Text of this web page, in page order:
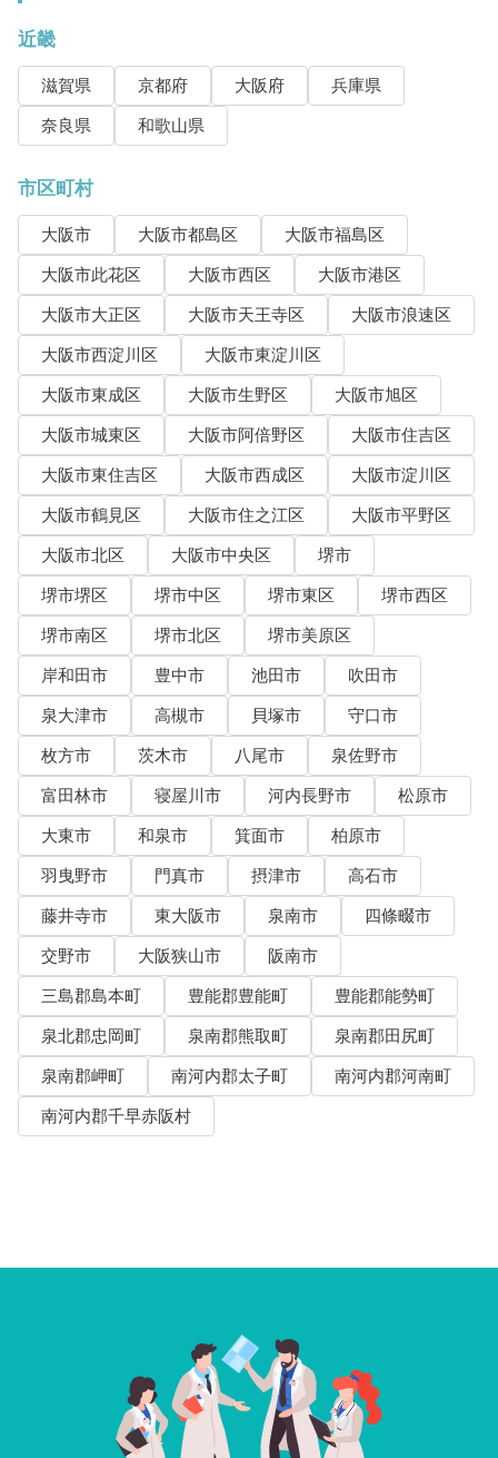
近畿
滋賀県 京都府 大阪府
兵庫県
奈良県
和歌山県
市区町村
大阪市 大阪市都島区
大阪市福島区
大阪市此花区
大阪市西区
大阪市港区
大阪市大正区
大阪市天王寺区
大阪市浪速区
大阪市西淀川区
大阪市東淀川区
大阪市東成区
大阪市生野区
大阪市旭区
大阪市城東区
大阪市阿倍野区
大阪市住吉区
大阪市東住吉区
大阪市西成区
大阪市淀川区
大阪市鶴見区
大阪市住之江区
大阪市平野区
大阪市北区
大阪市中央区
堺市
堺市堺区
堺市中区 堺市東区
堺市西区
堺市南区
堺市北区
堺市美原区
岸和田市
豊中市 池田市
吹田市
泉大津市
高槻市 貝塚市
守口市
枚方市
茨木市 八尾市
泉佐野市
富田林市
寝屋川市 河内長野市
松原市
大東市
和泉市 箕面市
柏原市
羽曳野市
門真市 摂津市
高石市
藤井寺市
東大阪市 泉南市
四條畷市
交野市
大阪狭山市
阪南市
三島郡島本町
豊能郡豊能町
豊能郡能勢町
泉北郡忠岡町
泉南郡熊取町
泉南郡田尻町
泉南郡岬町
南河内郡太子町
南河内郡河南町
南河内郡千早赤阪村